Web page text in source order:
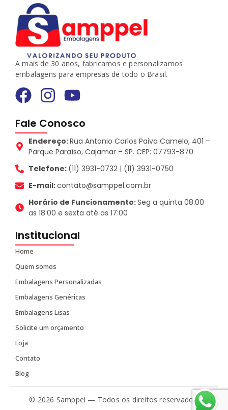
A mais de 30 anos, fabricamos e personalizamos
embalagens para empresas de todo o Brasil.
Fale Conosco
Endereço:Rua Antonio Carlos Paiva Camelo, 401 –
Parque Paraíso, Cajamar – SP. CEP: 07793-870
Telefone: (11) 3931-0732 | (11) 3931-0750
E-mail:contato@samppel.com.br
Horário de Funcionamento:Seg a quinta 08:00
as 18:00 e sexta até as 17:00
Institucional
Home
Quem somos
Embalagens Personalizadas
Embalagens Genéricas
Embalagens Lisas
Solicite um orçamento
Loja
Contato
Blog
© 2026 Samppel — Todos os direitos reservados.